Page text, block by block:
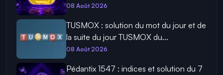
08 Août 2026
TUSMOX : solution du mot du jour et de
la suite du jour TUSMOX du...
08 Août 2026
Pédantix 1547 : indices et solution du 7